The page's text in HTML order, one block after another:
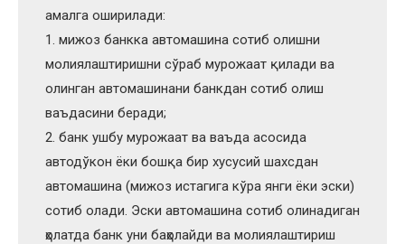
амалга оширилади:
1. мижоз банкка автомашина сотиб олишни
молиялаштиришни сўраб мурожаат қилади ва
олинган автомашинани банкдан сотиб олиш
ваъдасини беради;
2. банк ушбу мурожаат ва ваъда асосида
автодўкон ёки бошқа бир хусусий шахсдан
автомашина (мижоз истагига кўра янги ёки эски)
сотиб олади. Эски автомашина сотиб олинадиган
ҳолатда банк уни баҳолайди ва молиялаштириш